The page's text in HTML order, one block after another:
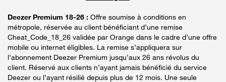
Deezer Premium 18-26 : Offre soumise à conditions en
métropole, réservée au client bénéficiant d’une remise
Cheat_Code_18_26 validée par Orange dans le cadre d’une offre
mobile ou internet éligibles. La remise s’appliquera sur
l’abonnement Deezer Premium jusqu’aux 26 ans révolus du
client. Réservé aux clients n’ayant jamais bénéficié du service
Deezer ou l’ayant résilié depuis plus de 12 mois. Une seule